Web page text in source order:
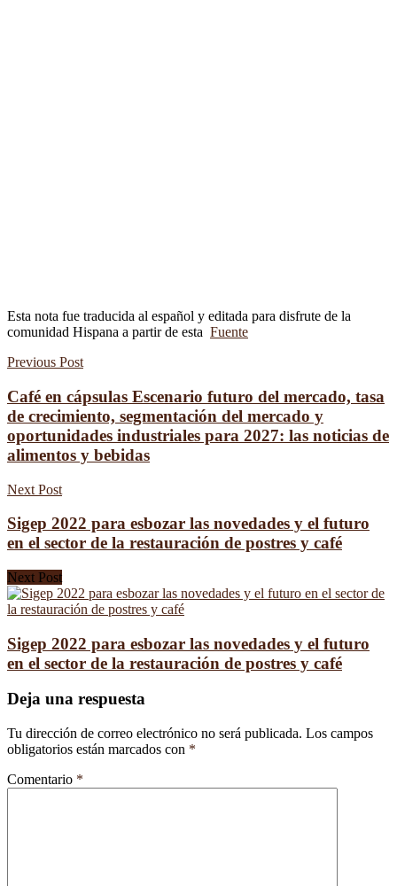
Esta nota fue traducida al español y editada para disfrute de la
comunidad Hispana a partir de esta Fuente
Previous Post
Café en cápsulas Escenario futuro del mercado, tasa
de crecimiento, segmentación del mercado y
oportunidades industriales para 2027: las noticias de
alimentos y bebidas
Next Post
Sigep 2022 para esbozar las novedades y el futuro
en el sector de la restauración de postres y café
Next Post
Sigep 2022 para esbozar las novedades y el futuro
en el sector de la restauración de postres y café
Deja una respuesta
Tu dirección de correo electrónico no será publicada. Los campos
obligatorios están marcados con *
Comentario *